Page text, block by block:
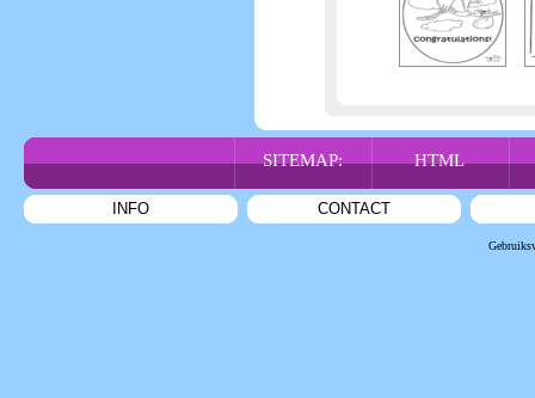
SITEMAP: HTML
INFO CONTACT